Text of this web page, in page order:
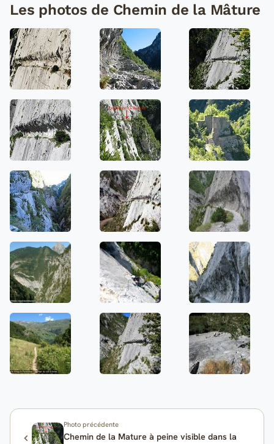
Les photos de Chemin de la Mâture
Photo précédente
Chemin de la Mature à peine visible dans la